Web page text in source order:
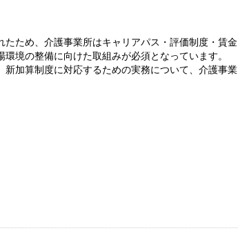
ため、介護事業所はキャリアパス・評価制度・賃金
境の整備に向けた取組みが必須となっています。
加算制度に対応するための実務について、介護事業